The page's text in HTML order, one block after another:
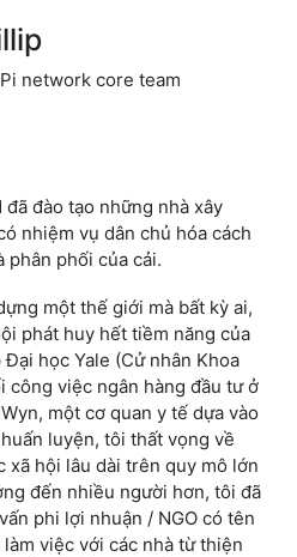
đào tạo những nhà xây
nhiệm vụ dân chủ hóa cách
phân phối của cải.
một thế giới mà bất kỳ ai,
phát huy hết tiềm năng của
học Yale (Cử nhân Khoa
việc ngân hàng đầu tư ở
một cơ quan y tế dựa vào
luyện, tôi thất vọng về
xã hội lâu dài trên quy mô lớn
đến nhiều người hơn, tôi đã
phi lợi nhuận / NGO có tên
việc với các nhà từ thiện